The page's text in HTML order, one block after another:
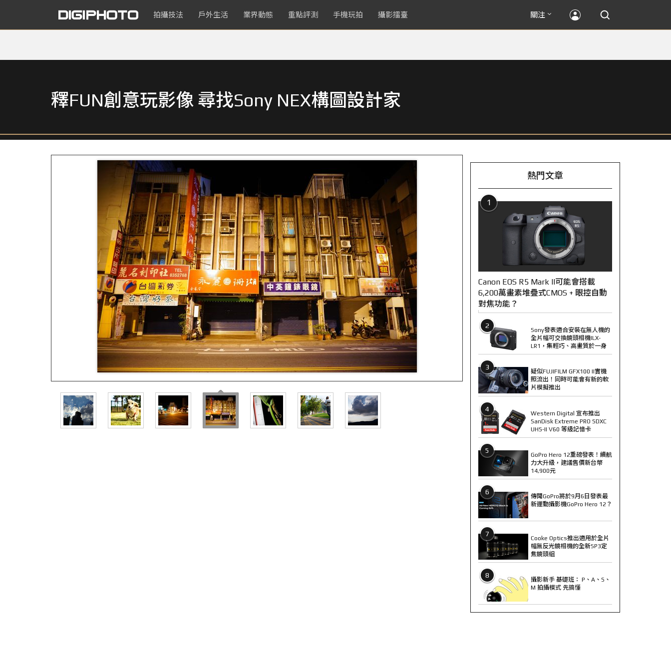
拍攝技法 戶外生活 業界動態 重點評測 手機玩拍 攝影擂臺 關注
釋FUN創意玩影像 尋找Sony NEX構圖設計家
熱門文章
1
Canon EOS R5 Mark II可能會搭載
6,200萬畫素堆疊式CMOS + 眼控自動
對焦功能？
2
Sony發表適合安裝在無人機的
全片幅可交換鏡頭相機ILX-
LR1，集輕巧、高畫質於一身
3
疑似FUJIFILM GFX100 II實機
照流出！同時可能會有新的軟
片模擬推出
4
Western Digital 宣布推出
SanDisk Extreme PRO SDXC
UHS-II V60 等級記憶卡
5
GoPro Hero 12重磅發表！續航
力大升級，建議售價新台幣
14,900元
6
傳聞GoPro將於9月6日發表最
新運動攝影機GoPro Hero 12？
7
Cooke Optics推出適用於全片
幅無反光鏡相機的全新SP3定
焦鏡頭組
8
攝影新手 基礎班： P、A、S、
M 拍攝模式 先搞懂